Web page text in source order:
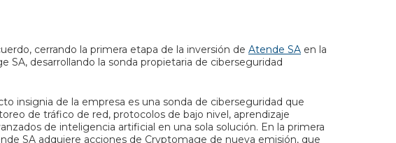
cerrando la primera etapa de la inversión de Atende SA en la
SA, desarrollando la sonda propietaria de ciberseguridad
insignia de la empresa es una sonda de ciberseguridad que
de tráfico de red, protocolos de bajo nivel, aprendizaje
de inteligencia artificial en una sola solución. En la primera
SA adquiere acciones de Cryptomage de nueva emisión, que